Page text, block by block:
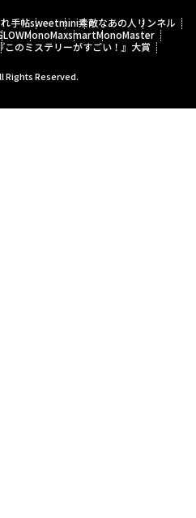
手帖sweetmini素敵なあの人 リンネル
MonoMaxsmartMonoMaster
『このミステリーがすごい！』大賞
Rights Reserved.